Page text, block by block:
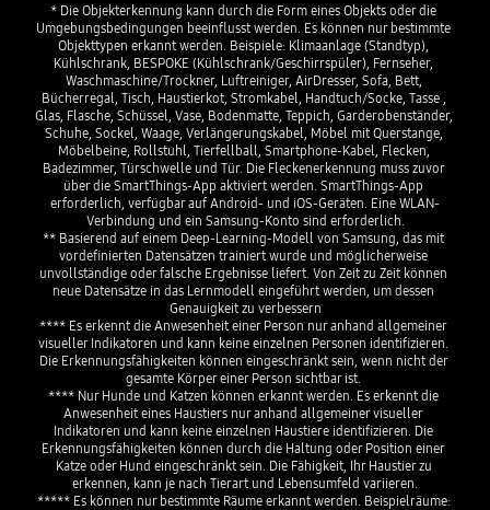
* Die Objekterkennung kann durch die Form eines Objekts oder die
Umgebungsbedingungen beeinflusst werden. Es können nur bestimmte
Objekttypen erkannt werden. Beispiele: Klimaanlage (Standtyp),
Kühlschrank, BESPOKE (Kühlschrank/Geschirrspüler), Fernseher,
Waschmaschine/Trockner, Luftreiniger, AirDresser, Sofa, Bett,
Bücherregal, Tisch, Haustierkot, Stromkabel, Handtuch/Socke, Tasse ,
Glas, Flasche, Schüssel, Vase, Bodenmatte, Teppich, Garderobenständer,
Schuhe, Sockel, Waage, Verlängerungskabel, Möbel mit Querstange,
Möbelbeine, Rollstuhl, Tierfellball, Smartphone-Kabel, Flecken,
Badezimmer, Türschwelle und Tür. Die Fleckenerkennung muss zuvor
über die SmartThings-App aktiviert werden. SmartThings-App
erforderlich, verfügbar auf Android- und iOS-Geräten. Eine WLAN-
Verbindung und ein Samsung-Konto sind erforderlich.
** Basierend auf einem Deep-Learning-Modell von Samsung, das mit
vordefinierten Datensätzen trainiert wurde und möglicherweise
unvollständige oder falsche Ergebnisse liefert. Von Zeit zu Zeit können
neue Datensätze in das Lernmodell eingeführt werden, um dessen
Genauigkeit zu verbessern
**** Es erkennt die Anwesenheit einer Person nur anhand allgemeiner
visueller Indikatoren und kann keine einzelnen Personen identifizieren.
Die Erkennungsfähigkeiten können eingeschränkt sein, wenn nicht der
gesamte Körper einer Person sichtbar ist.
**** Nur Hunde und Katzen können erkannt werden. Es erkennt die
Anwesenheit eines Haustiers nur anhand allgemeiner visueller
Indikatoren und kann keine einzelnen Haustiere identifizieren. Die
Erkennungsfähigkeiten können durch die Haltung oder Position einer
Katze oder Hund eingeschränkt sein. Die Fähigkeit, Ihr Haustier zu
erkennen, kann je nach Tierart und Lebensumfeld variieren.
***** Es können nur bestimmte Räume erkannt werden. Beispielräume: